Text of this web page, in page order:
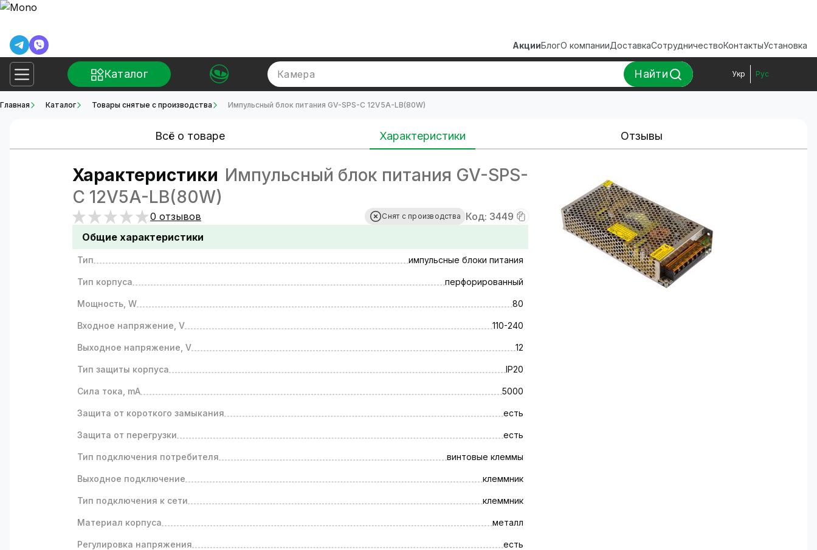
АкцииБлогО компанииДоставкаСотрудничествоКонтактыУстановка
Каталог Камера Найти Укр Рус
Главная Каталог Товары снятые с производства Импульсный блок питания GV-SPS-C 12V5A-LB(80W)
Всё о товаре Характеристики Отзывы
Характеристики Импульсный блок питания GV-SPS-
C 12V5A-LB(80W)
0 отзывов Снят с производства
Код: 3449
Общие характеристики
Тип импульсные блоки питания
Тип корпуса перфорированный
Мощность, W 80
Входное напряжение, V 110-240
Выходное напряжение, V 12
Тип защиты корпуса IP20
Сила тока, mA 5000
Защита от короткого замыкания есть
Защита от перегрузки есть
Тип подключения потребителя винтовые клеммы
Выходное подключение клеммник
Тип подключения к сети клеммник
Материал корпуса металл
Регулировка напряжения есть